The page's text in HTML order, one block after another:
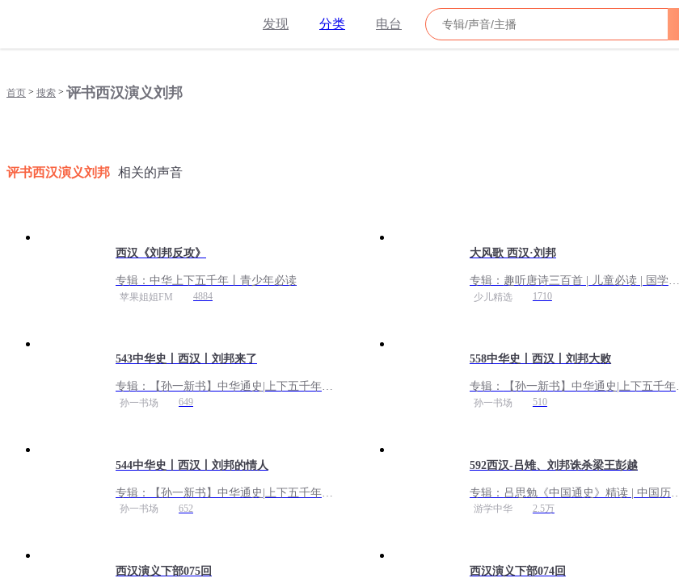
发现 分类 电台
首页 > 搜索 > 评书西汉演义刘邦
评书西汉演义刘邦 相关的声音
西汉《刘邦反攻》
专辑： 中华上下五千年丨青少年必读
苹果姐姐FM 4884
大风歌 西汉·刘邦
专辑： 趣听唐诗三百首 | 儿童必读 | 国学素
养
少儿精选 1710
543中华史丨西汉丨刘邦来了
专辑：
【孙一新书】中华通史|上下五千年|
中华史|史实评书
孙一书场 649
558中华史丨西汉丨刘邦大败
专辑：
【孙一新书】中华通史|上下五千年|
中华史|史实评书
孙一书场 510
544中华史丨西汉丨刘邦的情人
专辑：
【孙一新书】中华通史|上下五千年|
中华史|史实评书
孙一书场 652
592西汉-吕雉、刘邦诛杀梁王彭越
专辑： 吕思勉《中国通史》精读 | 中国历史
细讲
游学中华 2.5万
西汉演义下部075回 西汉演义下部074回